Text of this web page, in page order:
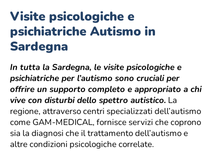
Visite psicologiche e
psichiatriche Autismo in
Sardegna
In tutta la Sardegna, le visite psicologiche e
psichiatriche per l’autismo sono cruciali per
offrire un supporto completo e appropriato a chi
vive con disturbi dello spettro autistico. La
regione, attraverso centri specializzati dell’autismo
come GAM-MEDICAL, fornisce servizi che coprono
sia la diagnosi che il trattamento dell’autismo e
altre condizioni psicologiche correlate.